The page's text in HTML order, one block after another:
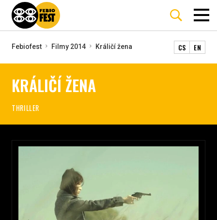
Febiofest Filmy 2014 Králičí žena CS EN
KRÁLIČÍ ŽENA
THRILLER